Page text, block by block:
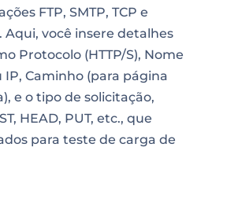
FTP, SMTP, TCP e
você insere detalhes
Protocolo (HTTP/S), Nome
IP, Caminho (para página
e o tipo de solicitação,
HEAD, PUT, etc., que
para teste de carga de